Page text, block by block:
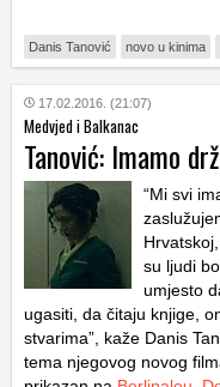
Danis Tanović novo u kinima
17.02.2016. (21:07)
Medvjed i Balkanac
Tanović: Imamo
“Mi svi
su ljudi
umjesto
ugasiti, da čitaju knjige,
stvarima”, kaže Danis
tema njegovog novog